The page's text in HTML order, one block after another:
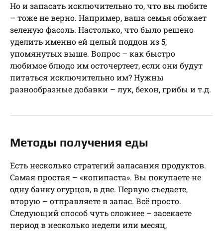
Но и запасать исключительно то, что вы любите
– тоже не верно. Например, ваша семья обожает
зеленую фасоль. Настолько, что было решено
уделить именно ей целый поддон из 5,
упомянутых выше. Вопрос – как быстро
любимое блюдо им осточертеет, если они будут
питаться исключительно им? Нужны
разнообразные добавки – лук, бекон, грибы и т.д.
Методы получения еды
Есть несколько стратегий запасания продуктов.
Самая простая – «копипаста». Вы покупаете не
одну банку огурцов, в две. Первую съедаете,
вторую – отправляете в запас. Всё просто.
Следующий способ чуть сложнее – засекаете
период в несколько недели или месяц,